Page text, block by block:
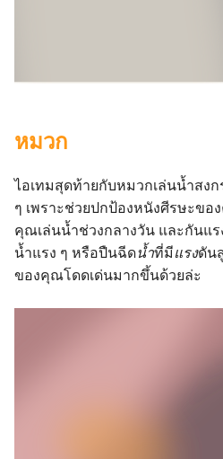
หมวก
ไอเทมสุดท้ายกับหมวกเล่นน้ำสง
ๆ เพราะช่วยปกป้องหนังศีรษะข
คุณเล่นน้ำช่วงกลางวัน และกันแ
น้ำแรง ๆ หรือปืนฉีดน้ำที่มีแรงดัน
ของคุณโดดเด่นมากขึ้นด้วยล่ะ